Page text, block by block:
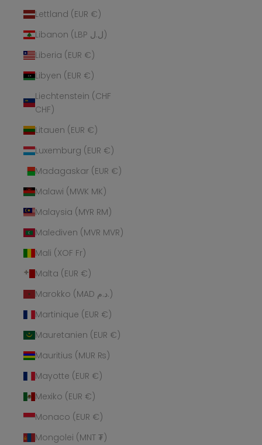
Lettland (EUR €)
Libanon (LBP ل.ل)
Liberia (EUR €)
Libyen (EUR €)
Liechtenstein (CHF
CHF)
Litauen (EUR €)
Luxemburg (EUR €)
Madagaskar (EUR €)
Malawi (MWK MK)
Malaysia (MYR RM)
Malediven (MVR MVR)
Mali (XOF Fr)
Malta (EUR €)
Marokko (MAD د.م.)
Martinique (EUR €)
Mauretanien (EUR €)
Mauritius (MUR ₨)
Mayotte (EUR €)
Mexiko (EUR €)
Monaco (EUR €)
Mongolei (MNT ₮)